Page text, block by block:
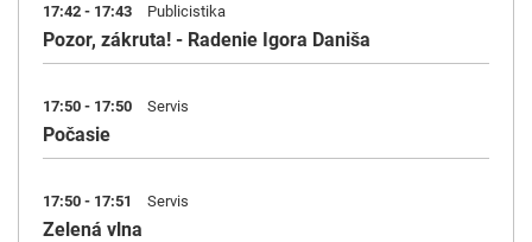
17:42 - 17:43 Publicistika
Pozor, zákruta! - Radenie Igora Daniša
17:50 - 17:50 Servis
Počasie
17:50 - 17:51 Servis
Zelená vlna